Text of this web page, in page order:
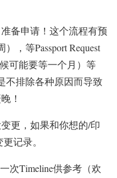
准备申请！这个流程有预
），等Passport Request
可能要等一个月 ）等
不排除各种原因而导致
！
更，如果和你想的/印
记录。
次Timeline供参考（欢